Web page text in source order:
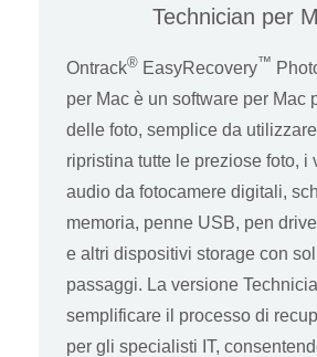
Technician per
Ontrack® EasyRecovery™
per Mac è un software per Mac
delle foto, semplice da
ripristina tutte le preziose foto, i
audio da fotocamere digitali,
memoria, penne USB, pen
e altri dispositivi storage con
passaggi. La versione
semplificare il processo di
per gli specialisti IT,